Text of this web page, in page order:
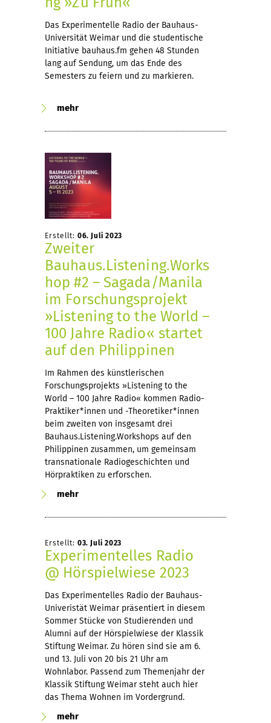
Das Experimentelle Radio der Bauhaus-
Universität Weimar und die studentische
Initiative bauhaus.fm gehen 48 Stunden
lang auf Sendung, um das Ende des
Semesters zu feiern und zu markieren.
mehr
Erstellt: 06. Juli 2023
Zweiter
Bauhaus.Listening.Works
hop #2 – Sagada/Manila
im Forschungsprojekt
»Listening to the World –
100 Jahre Radio« startet
auf den Philippinen
Im Rahmen des künstlerischen
Forschungsprojekts »Listening to the
World – 100 Jahre Radio« kommen Radio-
Praktiker*innen und -Theoretiker*innen
beim zweiten von insgesamt drei
Bauhaus.Listening.Workshops auf den
Philippinen zusammen, um gemeinsam
transnationale Radiogeschichten und
Hörpraktiken zu erforschen.
mehr
Erstellt: 03. Juli 2023
Experimentelles Radio
@ Hörspielwiese 2023
Das Experimentelles Radio der Bauhaus-
Univeristät Weimar präsentiert in diesem
Sommer Stücke von Studierenden und
Alumni auf der Hörspielwiese der Klassik
Stiftung Weimar. Zu hören sind sie am 6.
und 13. Juli von 20 bis 21 Uhr am
Wohnlabor. Passend zum Themenjahr der
Klassik Stiftung Weimar steht auch hier
das Thema Wohnen im Vordergrund.
mehr